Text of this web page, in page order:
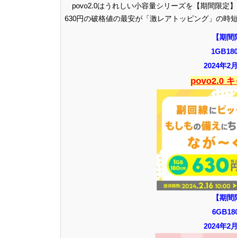
povo2.0はうれしい小容量シリーズを【期間限定
630円の破格値の最安が「激レアトッピング」の時
【期
2024年2
povo2.0 キ
【期
2024年2